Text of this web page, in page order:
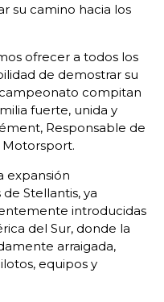
su camino hacia los
ofrecer a todos los
de demostrar su
compitan
fuerte, unida y
Responsable de
Motorsport.
expansión
Stellantis, ya
introducidas
del Sur, donde la
arraigada,
equipos y